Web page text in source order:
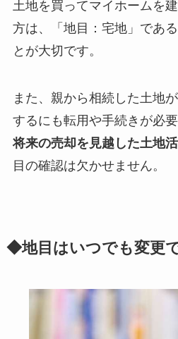
土地を買ってマイホームを
方は、「地目：宅地」であ
とが大切です。
また、親から相続した土地
するにも転用や手続きが必要
将来の売却を見越した土地
目の確認は欠かせません。
◆地目はいつでも変更